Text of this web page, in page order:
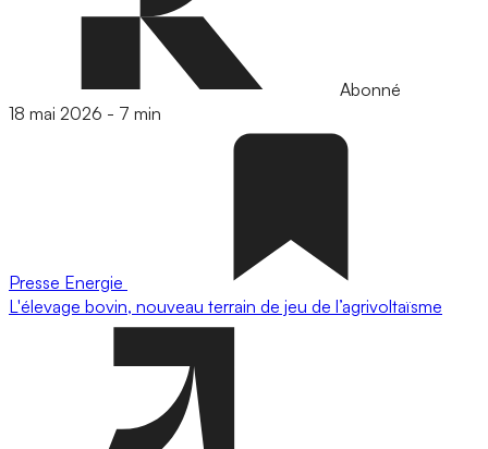
Abonné
18 mai 2026 - 7 min
Presse Energie
L'élevage bovin, nouveau terrain de jeu de l’agrivoltaïsme